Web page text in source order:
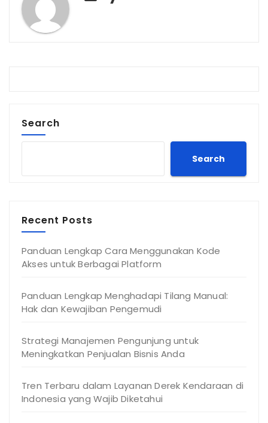
Search
Search
Recent Posts
Panduan Lengkap Cara Menggunakan Kode
Akses untuk Berbagai Platform
Panduan Lengkap Menghadapi Tilang Manual:
Hak dan Kewajiban Pengemudi
Strategi Manajemen Pengunjung untuk
Meningkatkan Penjualan Bisnis Anda
Tren Terbaru dalam Layanan Derek Kendaraan di
Indonesia yang Wajib Diketahui